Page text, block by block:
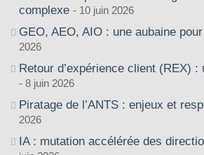
complexe
10 juin 2026
GEO, AEO, AIO : une aubaine
2026
Retour d’expérience client (REX)
8 juin 2026
Piratage de l’ANTS : enjeux et
2026
IA : mutation accélérée des